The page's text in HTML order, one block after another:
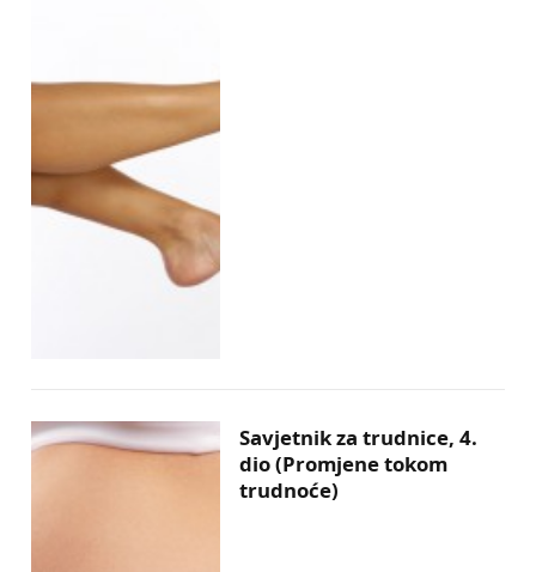
Savjetnik za trudnice, 4.
dio (Promjene tokom
trudnoće)